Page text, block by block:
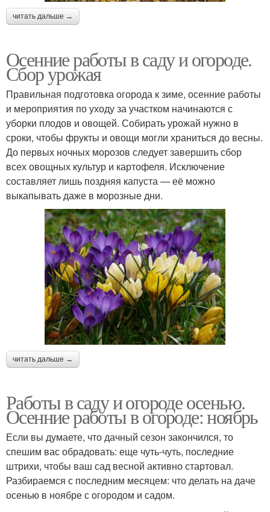
читать дальше →
Осенние работы в саду и огороде.
Сбор урожая
Правильная подготовка огорода к зиме, осенние работы
и мероприятия по уходу за участком начинаются с
уборки плодов и овощей. Собирать урожай нужно в
сроки, чтобы фрукты и овощи могли храниться до весны.
До первых ночных морозов следует завершить сбор
всех овощных культур и картофеля. Исключение
составляет лишь поздняя капуста — её можно
выкапывать даже в морозные дни.
читать дальше →
Работы в саду и огороде осенью.
Осенние работы в огороде: ноябрь
Если вы думаете, что дачный сезон закончился, то
спешим вас обрадовать: еще чуть-чуть, последние
штрихи, чтобы ваш сад весной активно стартовал.
Разбираемся с последним месяцем: что делать на даче
осенью в ноябре с огородом и садом.